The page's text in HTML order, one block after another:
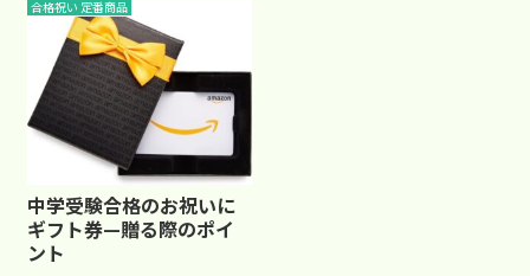
合格祝い 定番商品
中学受験合格のお祝いに
ギフト券—贈る際のポイ
ント